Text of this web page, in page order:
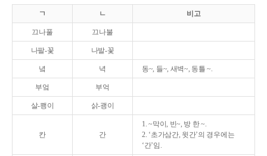
ㄱ ㄴ 비고
끄나풀 끄나불
나팔-꽃 나발-꽃
녘 녁 동~, 들~, 새벽~, 동틀 ~.
부엌 부억
살-쾡이 삵-괭이
칸 간
1. ~막이, 빈~, 방 한 ~.
2. ‘초가삼간, 윗간’의 경우에는
‘간’임.